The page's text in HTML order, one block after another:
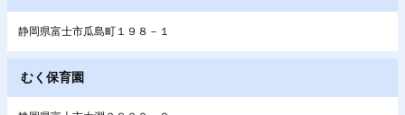
静岡県富士市瓜島町１９８－１
むく保育園